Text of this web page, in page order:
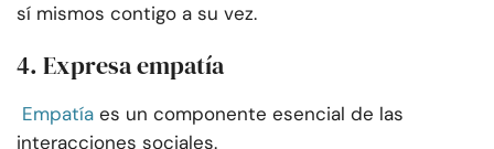
sí mismos contigo a su vez.
4. Expresa empatía
Empatía es un componente esencial de las
interacciones sociales.